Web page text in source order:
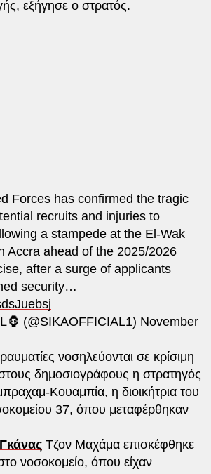
εξήγησε ο στρατός.
Forces has confirmed the tragic
recruits and injuries to
a stampede at the El-Wak
Accra ahead of the 2025/2026
after a surge of applicants
security…
(@SIKAOFFICIAL1) November
νοσηλεύονται σε κρίσιμη
δημοσιογράφους η στρατηγός
Κουαμπία, η διοικήτρια του
37, όπου μεταφέρθηκαν
ΓκάναςΤζον Μαχάμα επισκέφθηκε
νοσοκομείο, όπου είχαν